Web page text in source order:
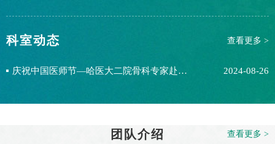
科室动态 查看更多 >
庆祝中国医师节—哈医大二院骨科专家赴齐市第一人民医院开展义诊活动 2024-08-26
团队介绍 查看更多 >